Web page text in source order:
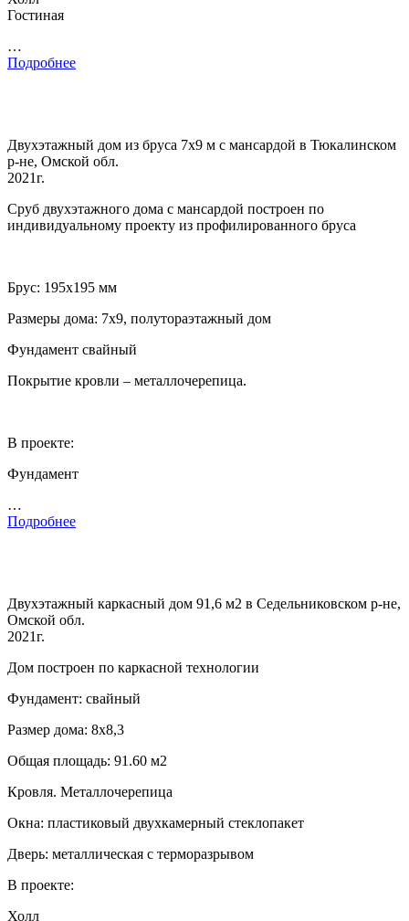
Гостиная
…
Подробнее
Двухэтажный дом из бруса 7х9 м с мансардой в Тюкалинском
р-не, Омской обл.
2021г.
Сруб двухэтажного дома с мансардой построен по
индивидуальному проекту из профилированного бруса
Брус: 195х195 мм
Размеры дома: 7х9, полутораэтажный дом
Фундамент свайный
Покрытие кровли – металлочерепица.
В проекте:
Фундамент
…
Подробнее
Двухэтажный каркасный дом 91,6 м2 в Седельниковском р-не,
Омской обл.
2021г.
Дом построен по каркасной технологии
Фундамент: свайный
Размер дома: 8х8,3
Общая площадь: 91.60 м2
Кровля. Металлочерепица
Окна: пластиковый двухкамерный стеклопакет
Дверь: металлическая с терморазрывом
В проекте:
Холл